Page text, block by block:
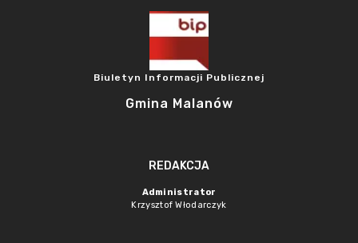
Biuletyn Informacji Publicznej
Gmina Malanów
REDAKCJA
Administrator
Krzysztof Włodarczyk